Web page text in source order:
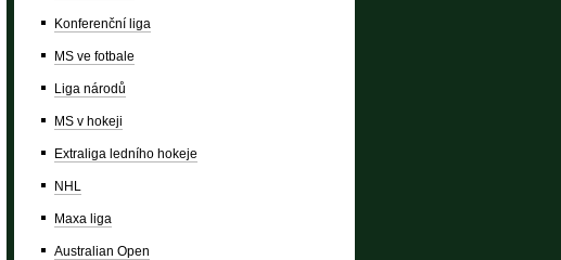
Konferenční liga
MS ve fotbale
Liga národů
MS v hokeji
Extraliga ledního hokeje
NHL
Maxa liga
Australian Open